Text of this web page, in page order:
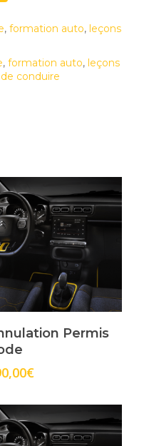
, formation auto, leçons
, formation auto, leçons
conduire
Select Options
Permis
€